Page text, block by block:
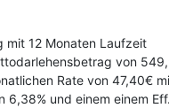
mit 12 Monaten Laufzeit
von
Rate von 47,40€
6,38% und einem einem